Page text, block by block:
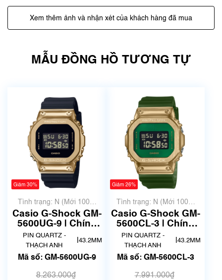
Xem thêm ảnh và nhận xét của khách hàng đã mua
MẪU ĐỒNG HỒ TƯƠNG TỰ
Giảm 30%
Tình trạng: N (Mới 100%
chưa qua sử dụng)
Casio G-Shock GM-
5600UG-9 | Chính
hãng
PIN QUARTZ -
THẠCH ANH
43.2MM
Mã số: GM-5600UG-9
8.263.000₫
Giảm 26%
Tình trạng: N (Mới 100%
chưa qua sử dụng)
Casio G-Shock GM-
5600CL-3 | Chính
hãng
PIN QUARTZ -
THẠCH ANH
43.2MM
Mã số: GM-5600CL-3
7.991.000₫